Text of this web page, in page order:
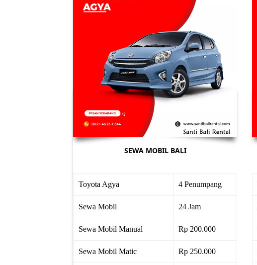
SEWA MOBIL BALI
Toyota Agya 4 Penumpang
Sewa Mobil 24 Jam
Sewa Mobil Manual Rp 200.000
Sewa Mobil Matic Rp 250.000